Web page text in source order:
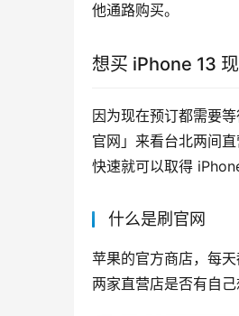
他通路购买。
想买 iPhone 13
因为现在预订都需要
官网」来看台北两间
快速就可以取得
什么是刷官网
苹果的官方商店，每
两家直营店是否有自